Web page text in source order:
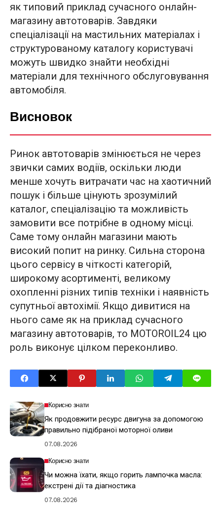
як типовий приклад сучасного онлайн-
магазину автотоварів. Завдяки
спеціалізації на мастильних матеріалах і
структурованому каталогу користувачі
можуть швидко знайти необхідні
матеріали для технічного обслуговування
автомобіля.
Висновок
Ринок автотоварів змінюється не через
звички самих водіїв, оскільки люди
менше хочуть витрачати час на хаотичний
пошук і більше цінують зрозумілий
каталог, спеціалізацію та можливість
замовити все потрібне в одному місці.
Саме тому онлайн магазини мають
високий попит на ринку. Сильна сторона
цього сервісу в чіткості категорій,
широкому асортименті, великому
охопленні різних типів техніки і наявність
супутньої автохімії. Якщо дивитися на
нього саме як на приклад сучасного
магазину автотоварів, то MOTOROIL24 цю
роль виконує цілком переконливо.
Корисно знати
Як продовжити ресурс двигуна за допомогою
правильно підібраної моторної оливи
07.08.2026
Корисно знати
Чи можна їхати, якщо горить лампочка масла:
екстрені дії та діагностика
07.08.2026